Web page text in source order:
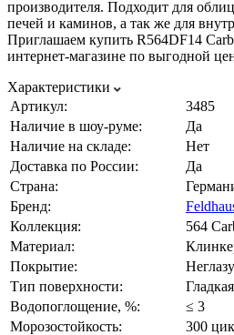
производителя. Подходит для
печей и каминов, а так же для
Приглашаем купить R564DF14
интернет-магазине по выгодной
Характеристики
Артикул:
3485
Наличие в шоу-руме:
Да
Наличие на складе:
Нет
Доставка по России:
Да
Страна:
Бренд:
Коллекция:
564
Материал:
Покрытие:
Тип поверхности:
Гладкая
Водопоглощение, %:
≤ 3
Морозостойкость:
300